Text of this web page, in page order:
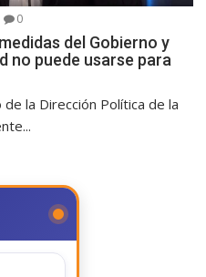
0
del Gobierno y
no puede usarse para
la Dirección Política de la